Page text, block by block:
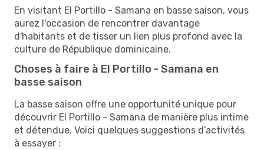
En visitant El Portillo - Samana en basse saison, vous
aurez l'occasion de rencontrer davantage
d'habitants et de tisser un lien plus profond avec la
culture de République dominicaine.
Choses à faire à El Portillo - Samana en
basse saison
La basse saison offre une opportunité unique pour
découvrir El Portillo - Samana de manière plus intime
et détendue. Voici quelques suggestions d’activités
à essayer :